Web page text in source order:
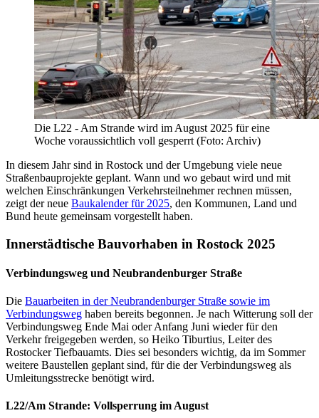
Die L22 - Am Strande wird im August 2025 für eine
Woche voraussichtlich voll gesperrt (Foto: Archiv)
In diesem Jahr sind in Rostock und der Umgebung viele neue
Straßenbauprojekte geplant. Wann und wo gebaut wird und mit
welchen Einschränkungen Verkehrsteilnehmer rechnen müssen,
zeigt der neue Baukalender für 2025, den Kommunen, Land und
Bund heute gemeinsam vorgestellt haben.
Innerstädtische Bauvorhaben in Rostock 2025
Verbindungsweg und Neubrandenburger Straße
Die Bauarbeiten in der Neubrandenburger Straße sowie im
Verbindungsweg haben bereits begonnen. Je nach Witterung soll der
Verbindungsweg Ende Mai oder Anfang Juni wieder für den
Verkehr freigegeben werden, so Heiko Tiburtius, Leiter des
Rostocker Tiefbauamts. Dies sei besonders wichtig, da im Sommer
weitere Baustellen geplant sind, für die der Verbindungsweg als
Umleitungsstrecke benötigt wird.
L22/Am Strande: Vollsperrung im August